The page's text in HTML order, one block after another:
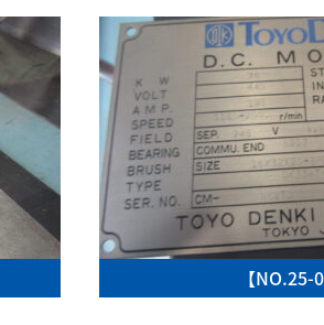
【NO.25-